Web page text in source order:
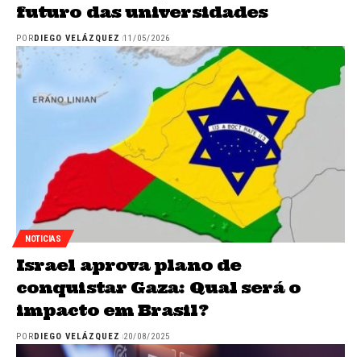
futuro das universidades
PORDIEGO VELÁZQUEZ 11/05/2026
NOTICIAS
Israel aprova plano de
conquistar Gaza: Qual será o
impacto em Brasil?
POR DIEGO VELÁZQUEZ 20/08/2025